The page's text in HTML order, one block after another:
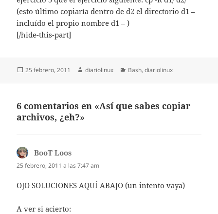
(esto último copiaría dentro de d2 el directorio d1 –
incluído el propio nombre d1 – )
[/hide-this-part]
Publicado
25 febrero, 2011 Autor
diariolinux Categorías
Bash,diariolinux
6 comentarios en «Así que sabes copiar
archivos, ¿eh?»
BooT Loos
25 febrero, 2011 a las 7:47 am
OJO SOLUCIONES AQUÍ ABAJO (un intento vaya)
A ver si acierto: